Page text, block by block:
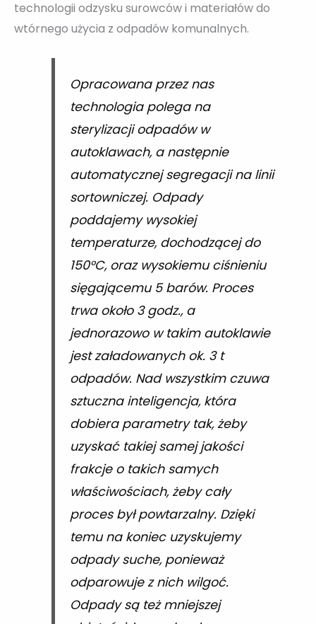
technologii odzysku surowców i materiałów do
wtórnego użycia z odpadów komunalnych.
Opracowana przez nas
technologia polega na
sterylizacji odpadów w
autoklawach, a następnie
automatycznej segregacji na linii
sortowniczej. Odpady
poddajemy wysokiej
temperaturze, dochodzącej do
150°C, oraz wysokiemu ciśnieniu
sięgającemu 5 barów. Proces
trwa około 3 godz., a
jednorazowo w takim autoklawie
jest załadowanych ok. 3 t
odpadów. Nad wszystkim czuwa
sztuczna inteligencja, która
dobiera parametry tak, żeby
uzyskać takiej samej jakości
frakcje o takich samych
właściwościach, żeby cały
proces był powtarzalny. Dzięki
temu na koniec uzyskujemy
odpady suche, ponieważ
odparowuje z nich wilgoć.
Odpady są też mniejszej